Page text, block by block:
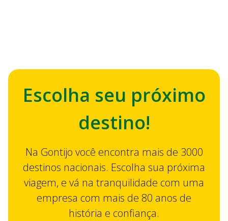
Escolha seu próximo
destino!
Na Gontijo você encontra mais de 3000
destinos nacionais. Escolha sua próxima
viagem, e vá na tranquilidade com uma
empresa com mais de 80 anos de
história e confiança.